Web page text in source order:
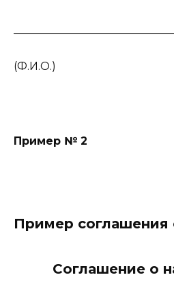
(Ф.И.О.)
Пример № 2
Пример соглашения
Соглашение о